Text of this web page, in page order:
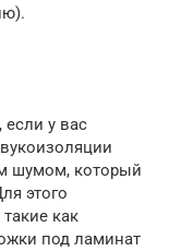
у вас
шумом, который
этого
как
под ламинат